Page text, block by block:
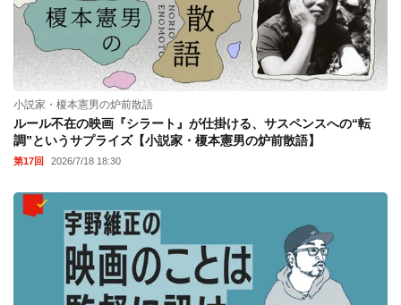
小説家・榎本憲男の炉前散語
ルール不在の映画『シラート』が仕掛ける、サスペンスへの“転
調”というサプライズ【小説家・榎本憲男の炉前散語】
第17回 2026/7/18 18:30